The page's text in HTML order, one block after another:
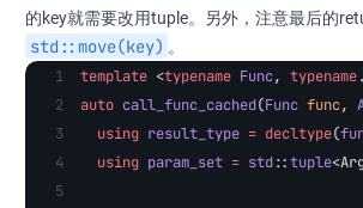
的key就需要改用tuple。另外，注意最后的
std::move(key) ​。
template <typename Func, typename
auto call_func_cached(Func func,
  using
result_type = decltype(
  using
param_set = std::tuple